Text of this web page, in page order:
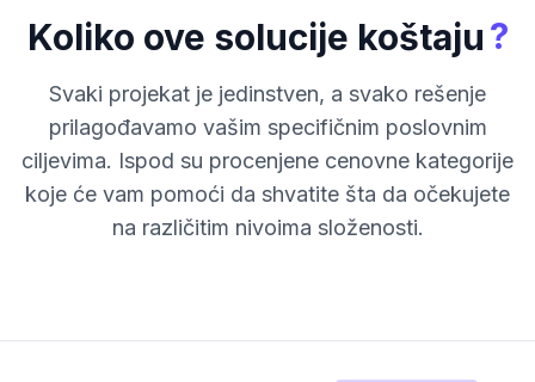
Koliko ove solucije koštaju?
Svaki projekat je jedinstven, a svako rešenje
prilagođavamo vašim specifičnim poslovnim
ciljevima. Ispod su procenjene cenovne kategorije
koje će vam pomoći da shvatite šta da očekujete
na različitim nivoima složenosti.